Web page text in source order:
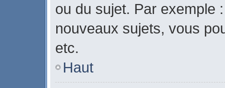
ou du sujet. Par exemple
nouveaux sujets, vous
etc.
Haut